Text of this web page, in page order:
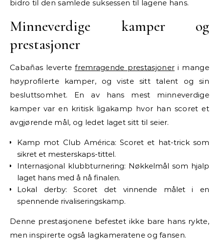
bidro til den samlede suksessen til lagene hans.
Minneverdige kamper og
prestasjoner
Cabañas levertefremragende prestasjoner i mange
høyprofilerte kamper, og viste sitt talent og sin
besluttsomhet. En av hans mest minneverdige
kamper var en kritisk ligakamp hvor han scoret et
avgjørende mål, og ledet laget sitt til seier.
Kamp mot Club América: Scoret et hat-trick som
sikret et mesterskaps-tittel.
Internasjonal klubbturnering: Nøkkelmål som hjalp
laget hans med å nå finalen.
Lokal derby: Scoret det vinnende målet i en
spennende rivaliseringskamp.
Denne prestasjonene befestet ikke bare hans rykte,
men inspirerte også lagkameratene og fansen.